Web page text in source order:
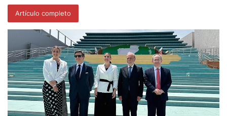
Artículo completo